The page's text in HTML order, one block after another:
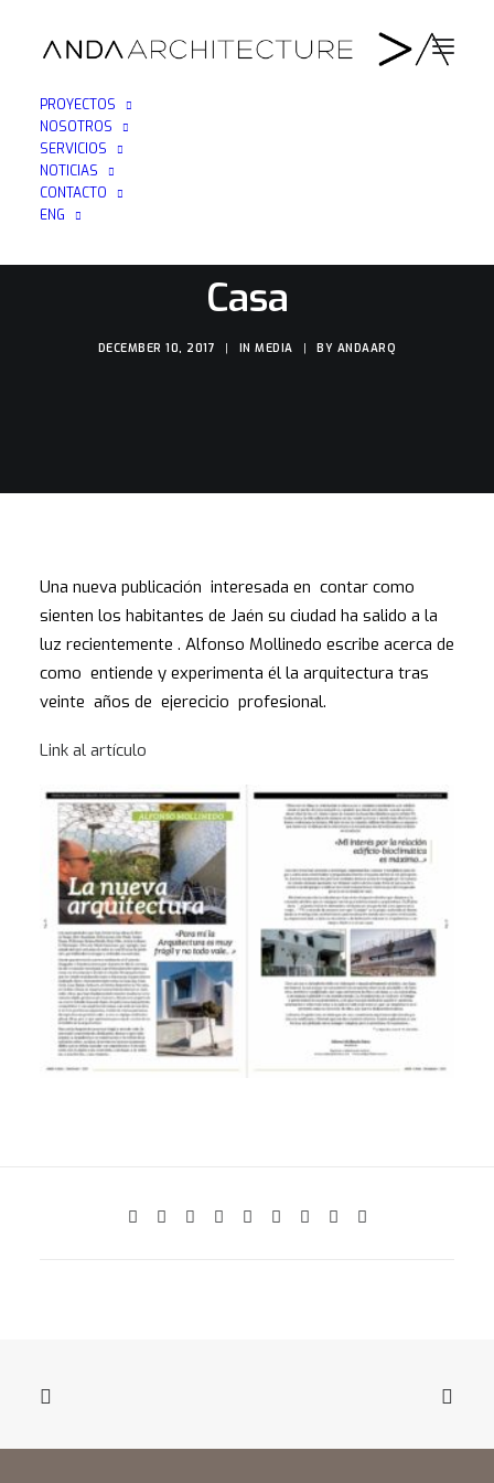
PROYECTOS
NOSOTROS
SERVICIOS
NOTICIAS
CONTACTO
ENG
Artículo en Jaén &
Casa
DECEMBER 10, 2017 | INMEDIA | BY ANDAARQ
Una nueva publicación interesada en contar como
sienten los habitantes de Jaén su ciudad ha salido a la
luz recientemente . Alfonso Mollinedo escribe acerca de
como entiende y experimenta él la arquitectura tras
veinte años de ejerecicio profesional.
Link al artículo